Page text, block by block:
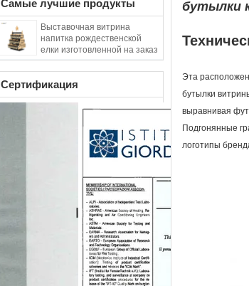
Самые лучшие продукты
Выставочная витрина
напитка рождественской
елки изготовленной на заказ
выставочной витрины вина
двухсторонняя
Сертификация
бутылки
Эта
бутылки
выравнивая
Подгонянные
логотипы